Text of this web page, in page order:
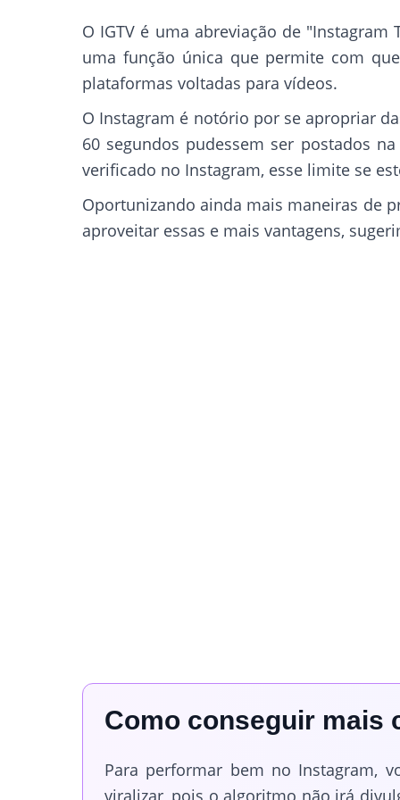
O IGTV é uma abreviação de
uma função única que permite com
plataformas voltadas para vídeos.
O Instagram é notório por se apropriar
60 segundos pudessem ser postados
verificado no Instagram, esse limite se
Oportunizando ainda mais maneiras de
aproveitar essas e mais vantagens,
Como conseguir mais
Para performar bem no Instagram,
viralizar, pois o algoritmo não irá